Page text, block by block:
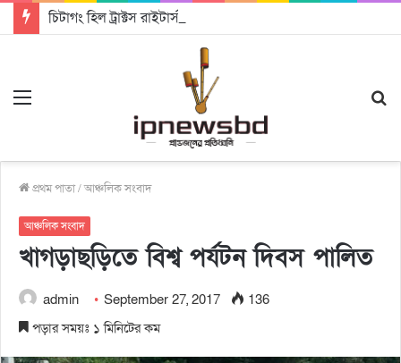
প্রথম পাতা/আঞ্চলিক সংবাদ
আঞ্চলিক সংবাদ
খাগড়াছড়িতে বিশ্ব পর্যটন দিবস পালিত
admin September 27, 2017
136
পড়ার সময়ঃ ১ মিনিটের কম